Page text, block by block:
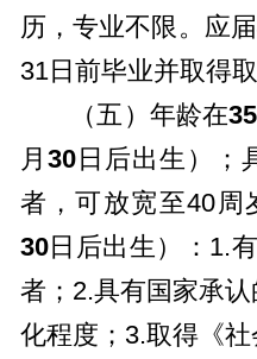
历，专业不限。应
31日前毕业并取得
（五）年龄在35
月 30日后出生）；
者，可放宽至40周
30日后出生）：1.
者；2.具有国家承
化程度；3.取得《社